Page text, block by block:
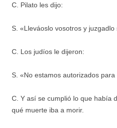
C. Pilato les dijo:
S. «Lleváoslo vosotros y juzgadlo
C. Los judíos le dijeron:
S. «No estamos autorizados
C. Y así se cumplió lo que había
qué muerte iba a morir.